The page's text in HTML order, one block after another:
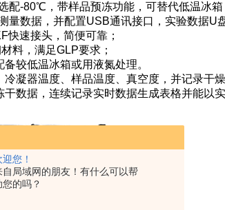
您！
自局域网的朋友！有什么可以帮
您的吗？
配-80℃，带样品预冻功能，可替代低温冰箱
量数据，并配置USB通讯接口，实验数据U
快速接头，简便可靠；
料，满足GLP要求；
较低温冰箱或用液氮处理。
凝器温度、样品温度、真空度，并记录干燥
数据，连续记录实时数据生成表格并能以